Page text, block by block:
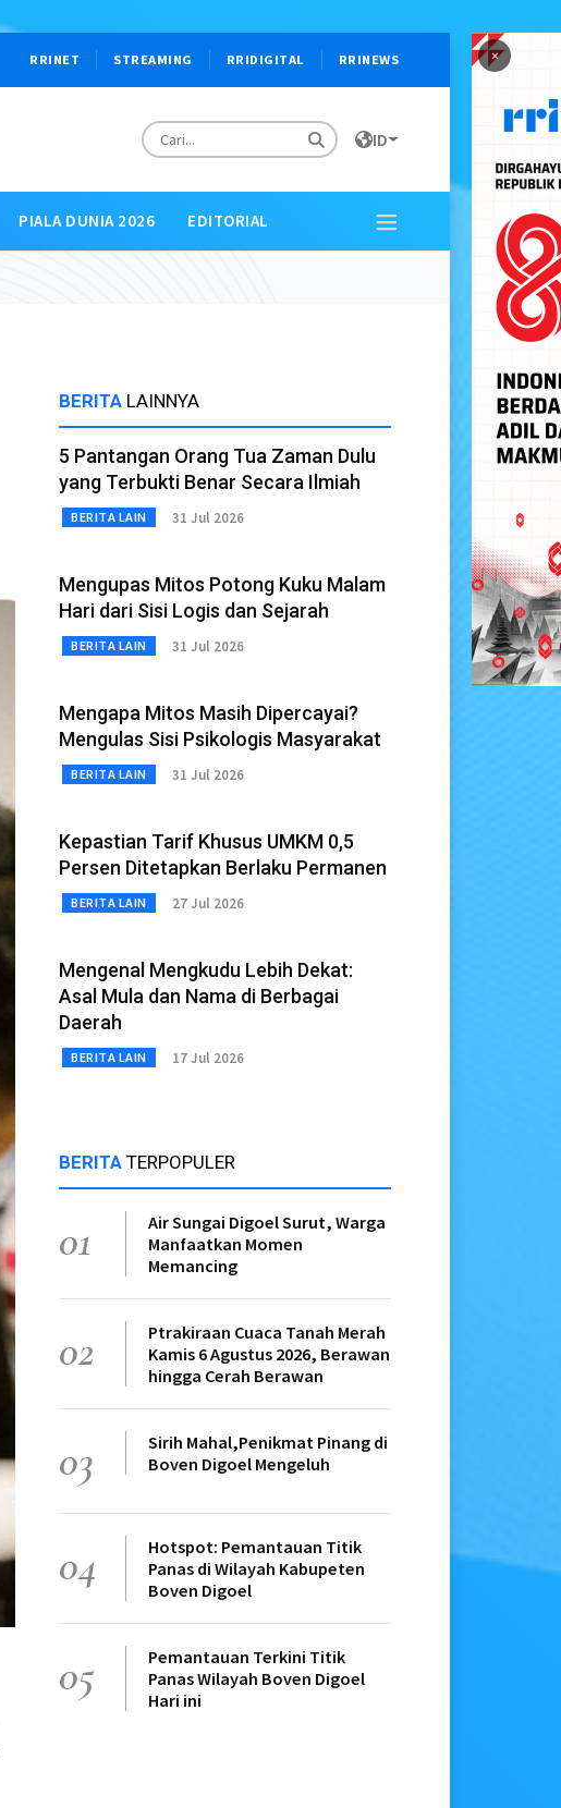
×
RRINET STREAMING RRIDIGITAL RRINEWS
ID
PIALA DUNIA 2026 EDITORIAL
BERITA LAINNYA
5 Pantangan Orang Tua Zaman Dulu
yang Terbukti Benar Secara Ilmiah
BERITA LAIN 31 Jul 2026
Mengupas Mitos Potong Kuku Malam
Hari dari Sisi Logis dan Sejarah
BERITA LAIN 31 Jul 2026
Mengapa Mitos Masih Dipercayai?
Mengulas Sisi Psikologis Masyarakat
BERITA LAIN 31 Jul 2026
Kepastian Tarif Khusus UMKM 0,5
Persen Ditetapkan Berlaku Permanen
BERITA LAIN 27 Jul 2026
Mengenal Mengkudu Lebih Dekat:
Asal Mula dan Nama di Berbagai
Daerah
BERITA LAIN 17 Jul 2026
BERITA TERPOPULER
01
Air Sungai Digoel Surut, Warga
Manfaatkan Momen
Memancing
02
Ptrakiraan Cuaca Tanah Merah
Kamis 6 Agustus 2026, Berawan
hingga Cerah Berawan
03
Sirih Mahal,Penikmat Pinang di
Boven Digoel Mengeluh
04
Hotspot: Pemantauan Titik
Panas di Wilayah Kabupeten
Boven Digoel
05
Pemantauan Terkini Titik
Panas Wilayah Boven Digoel
Hari ini